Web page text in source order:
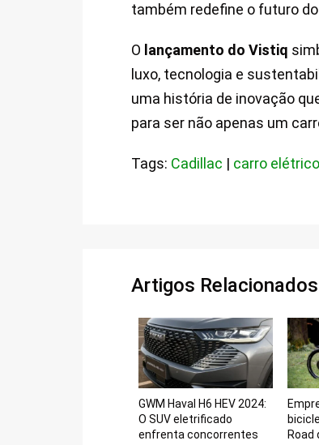
também redefine o futuro
O lançamento do Vistiq
luxo, tecnologia e
uma história de inovação
para ser não apenas um
Tags: Cadillac | carro elétrico
Artigos Relacionados
GWM Haval H6 HEV 2024:
O SUV eletrificado
enfrenta concorrentes
Road